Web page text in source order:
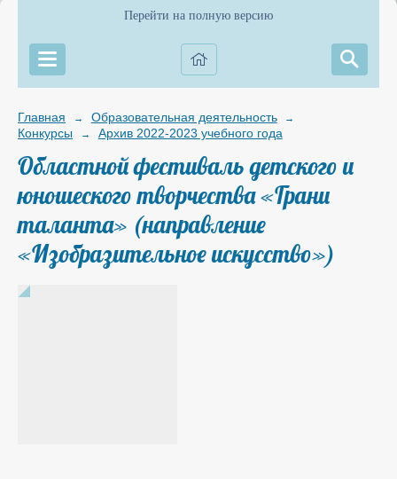
Перейти на полную версию
Главная → Образовательная деятельность →
Конкурсы → Архив 2022-2023 учебного года
Областной фестиваль детского и
юношеского творчества «Грани
таланта» (направление
«Изобразительное искусство»)